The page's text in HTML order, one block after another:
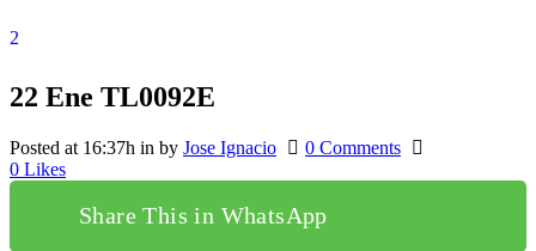
22 Ene TL0092E
Posted at 16:37h in by Jose Ignacio
0 Comments
0 Likes
Share This in WhatsApp